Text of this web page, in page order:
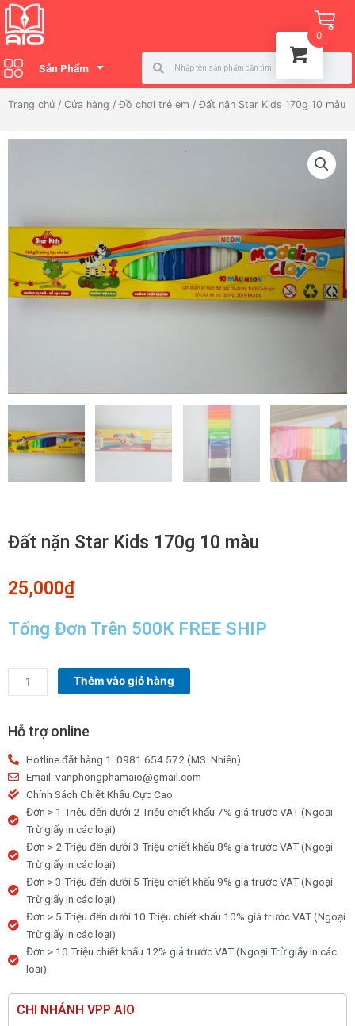
Nhảy
tới
nội
dung
Sản Phẩm
Search
Trang chủ / Cửa hàng /Đồ chơi trẻ em / Đất nặn Star Kids 170g 10 màu
Đất nặn Star Kids 170g 10 màu
25,000₫
Tổng Đơn Trên 500K FREE SHIP
nặn
Kids
10
màu
số
lượng
Thêm vào giỏ hàng
Hỗ trợ online
Hotline đặt hàng 1: 0981.654.572 (MS. Nhiên)
Email: vanphongphamaio@gmail.com
Chính Sách Chiết Khấu Cực Cao
Đơn > 1 Triệu đến dưới 2 Triệu chiết khấu 7% giá trước VAT (Ngoại
Trừ giấy in các loại)
Đơn > 2 Triệu đến dưới 3 Triệu chiết khấu 8% giá trước VAT (Ngoại
Trừ giấy in các loại)
Đơn > 3 Triệu đến dưới 5 Triệu chiết khấu 9% giá trước VAT (Ngoại
Trừ giấy in các loại)
Đơn > 5 Triệu đến dưới 10 Triệu chiết khấu 10% giá trước VAT (Ngoại
Trừ giấy in các loại)
Đơn > 10 Triệu chiết khấu 12% giá trước VAT (Ngoại Trừ giấy in các
loại)
CHI NHÁNH VPP AIO
0